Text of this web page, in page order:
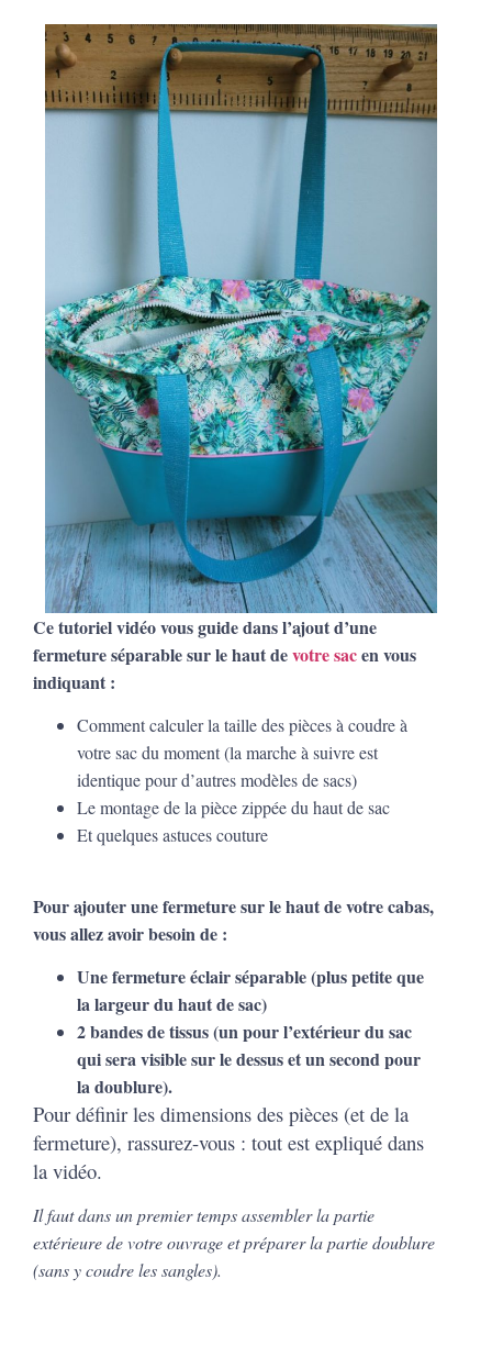
Ce tutoriel vidéo vous guide dans l’ajoutd’une
fermeture séparable sur le haut devotre sacen vous
indiquant :
Comment calculer la taille des pièces à coudre à
votre sac du moment (la marche à suivre est
identique pour d’autres modèles de sacs)
Le montage de la pièce zippée du haut de sac
Et quelques astuces couture
Pour ajouter une fermeture sur le haut de votre cabas,
vous allez avoir besoin de :
Une fermeture éclair séparable (plus petite que
la largeur du haut de sac)
2 bandes de tissus (un pour l’extérieur du sac
qui sera visible sur le dessus et un second pour
la doublure).
Pour définir les dimensions des pièces (et de la
fermeture), rassurez-vous : tout est expliqué dans
la vidéo.
Il faut dans un premier temps assembler la partie
extérieure de votre ouvrage et préparer la partie doublure
(sans y coudre les sangles).